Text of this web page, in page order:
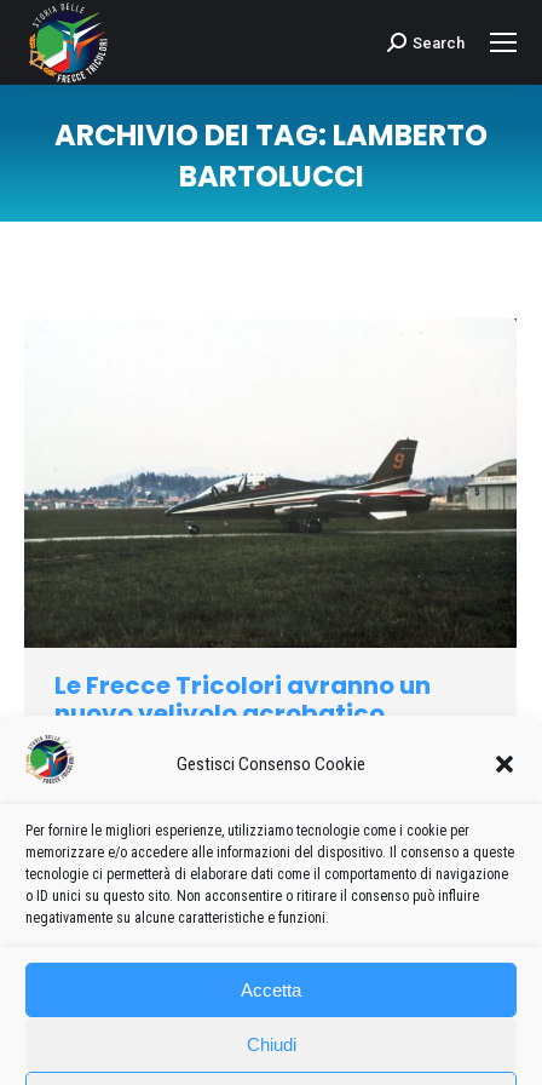
Gestisci Consenso Cookie
Per fornire le migliori esperienze, utilizziamo tecnologie come i cookie per
memorizzare e/o accedere alle informazioni del dispositivo. Il consenso a queste
tecnologie ci permetterà di elaborare dati come il comportamento di navigazione
o ID unici su questo sito. Non acconsentire o ritirare il consenso può influire
negativamente su alcune caratteristiche e funzioni.
Accetta
Chiudi
Cerca:Search
ARCHIVIO DEI TAG: LAMBERTO
BARTOLUCCI
Le Frecce Tricolori avranno un
nuovo velivolo acrobatico
1981
Il Capo di Stato Maggiore dell’Aeronautica Militare generale
Nazionale volerà dal prossimo anno con ll nuovo aeroplano
Macchi MB-339.